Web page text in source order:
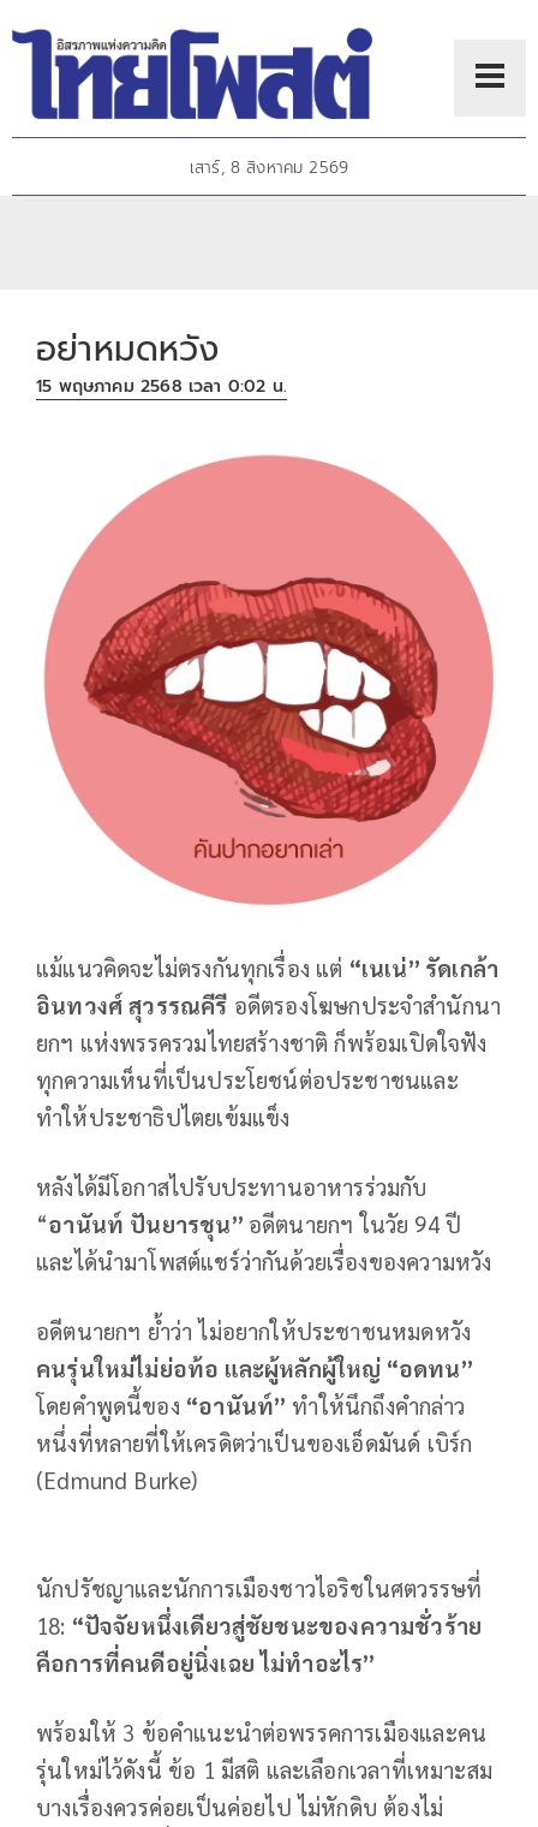
เสาร์, 8 สิงหาคม 2569
อย่าหมดหวัง
15 พฤษภาคม 2568 เวลา 0:02 น.
แม้แนวคิดจะไม่ตรงกันทุกเรื่อง แต่ “เนเน่” รัดเกล้า
อินทวงศ์ สุวรรณคีรี อดีตรองโฆษกประจำสำนักนา
ยกฯ แห่งพรรครวมไทยสร้างชาติ ก็พร้อมเปิดใจฟัง
ทุกความเห็นที่เป็นประโยชน์ต่อประชาชนและ
ทำให้ประชาธิปไตยเข้มแข็ง
หลังได้มีโอกาสไปรับประทานอาหารร่วมกับ
“อานันท์ ปันยารชุน” อดีตนายกฯ ในวัย 94 ปี
และได้นำมาโพสต์แชร์ว่ากันด้วยเรื่องของความหวัง
อดีตนายกฯ ย้ำว่า ไม่อยากให้ประชาชนหมดหวัง
คนรุ่นใหม่ไม่ย่อท้อ และผู้หลักผู้ใหญ่ “อดทน”
โดยคำพูดนี้ของ “อานันท์” ทำให้นึกถึงคำกล่าว
หนึ่งที่หลายที่ให้เครดิตว่าเป็นของเอ็ดมันด์ เบิร์ก
(Edmund Burke)
นักปรัชญาและนักการเมืองชาวไอริชในศตวรรษที่
18: “ปัจจัยหนึ่งเดียวสู่ชัยชนะของความชั่วร้าย
คือการที่คนดีอยู่นิ่งเฉย ไม่ทำอะไร”
พร้อมให้ 3 ข้อคำแนะนำต่อพรรคการเมืองและคน
รุ่นใหม่ไว้ดังนี้ ข้อ 1 มีสติ และเลือกเวลาที่เหมาะสม
บางเรื่องควรค่อยเป็นค่อยไป ไม่หักดิบ ต้องไม่